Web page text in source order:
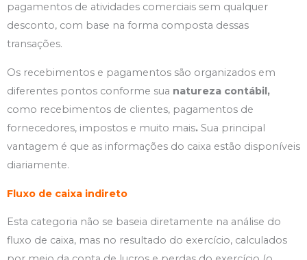
pagamentos de atividades comerciais sem qualquer
desconto, com base na forma composta dessas
transações.
Os recebimentos e pagamentos são organizados em
diferentes pontos conforme sua natureza contábil,
como recebimentos de clientes, pagamentos de
fornecedores, impostos e muito mais. Sua principal
vantagem é que as informações do caixa estão disponíveis
diariamente.
Fluxo de caixa indireto
Esta categoria não se baseia diretamente na análise do
fluxo de caixa, mas no resultado do exercício, calculados